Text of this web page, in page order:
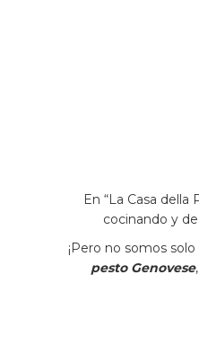
En “La Casa della
cocinando y
¡Pero no somos
pesto Genovese